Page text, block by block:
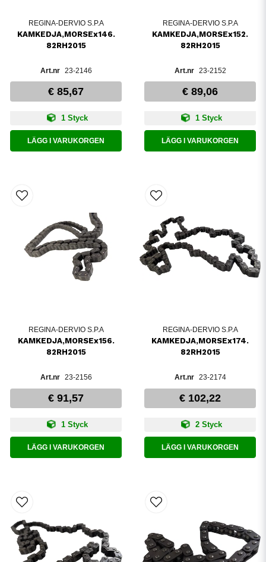
REGINA-DERVIO S.P.A
KAMKEDJA,MORSEx146.
82RH2015
23-2146
€ 85,67
1 Styck
LÄGG I VARUKORGEN
REGINA-DERVIO S.P.A
KAMKEDJA,MORSEx152.
82RH2015
23-2152
€ 89,06
1 Styck
LÄGG I VARUKORGEN
REGINA-DERVIO S.P.A
KAMKEDJA,MORSEx156.
82RH2015
23-2156
€ 91,57
1 Styck
LÄGG I VARUKORGEN
REGINA-DERVIO S.P.A
KAMKEDJA,MORSEx174.
82RH2015
23-2174
€ 102,22
2 Styck
LÄGG I VARUKORGEN